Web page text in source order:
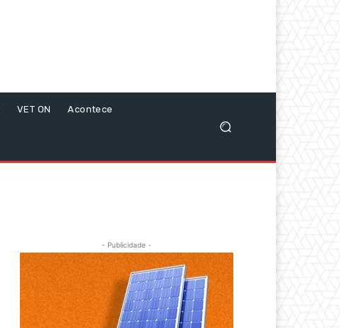
VET ON Acontece
- Publicidade -